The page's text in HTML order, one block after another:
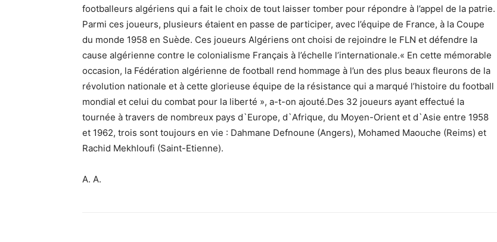
footballeurs algériens qui a fait le choix de tout laisser tomber pour répondre à l’appel de la patrie.
Parmi ces joueurs, plusieurs étaient en passe de participer, avec l’équipe de France, à la Coupe
du monde 1958 en Suède. Ces joueurs Algériens ont choisi de rejoindre le FLN et défendre la
cause algérienne contre le colonialisme Français à l’échelle l’internationale.« En cette mémorable
occasion, la Fédération algérienne de football rend hommage à l’un des plus beaux fleurons de la
révolution nationale et à cette glorieuse équipe de la résistance qui a marqué l’histoire du football
mondial et celui du combat pour la liberté », a-t-on ajouté.Des 32 joueurs ayant effectué la
tournée à travers de nombreux pays d`Europe, d`Afrique, du Moyen-Orient et d`Asie entre 1958
et 1962, trois sont toujours en vie : Dahmane Defnoune (Angers), Mohamed Maouche (Reims) et
Rachid Mekhloufi (Saint-Etienne).
A. A.